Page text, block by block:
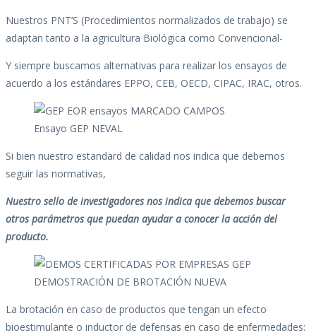
Nuestros PNT’S (Procedimientos normalizados de trabajo) se
adaptan tanto a la agricultura Biológica como Convencional-
Y siempre buscamos alternativas para realizar los ensayos de
acuerdo a los estándares EPPO, CEB, OECD, CIPAC, IRAC, otros.
Ensayo GEP NEVAL
Si bien nuestro estandard de calidad nos indica que debemos
seguir las normativas,
Nuestro sello de investigadores nos indica que debemos buscar
otros parámetros que puedan ayudar a conocer la acción del
producto.
DEMOSTRACIÓN DE BROTACIÓN NUEVA
La brotación en caso de productos que tengan un efecto
bioestimulante o inductor de defensas en caso de enfermedades: